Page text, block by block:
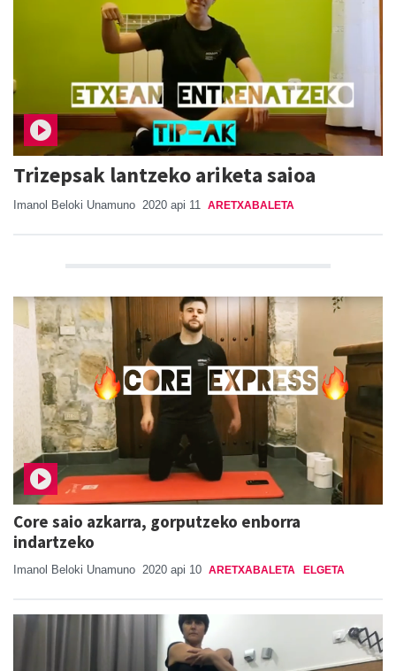
Trizepsak lantzeko ariketa saioa
Imanol Beloki Unamuno 2020 api 11 ARETXABALETA
Core saio azkarra, gorputzeko enborra
indartzeko
Imanol Beloki Unamuno 2020 api 10 ARETXABALETA ELGETA